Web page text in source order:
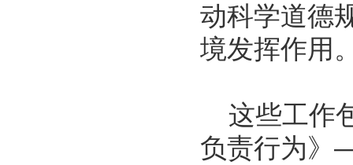
动科学道德
境发挥作用
这些工作
负责行为》